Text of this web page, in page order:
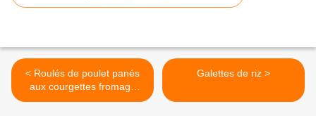
< Roulés de poulet panés
aux courgettes fromage
frais et origan
Galettes de riz >